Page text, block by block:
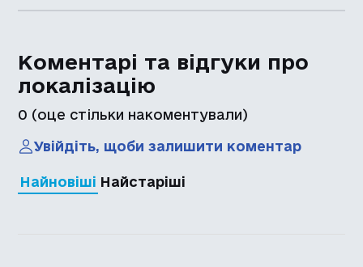
Коментарі та відгуки про
локалізацію
0 (оце стільки накоментували)
Увійдіть, щоби залишити коментар
Найновіші Найстаріші